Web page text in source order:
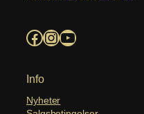
Facebook
Instagram
YouTube
Info
Nyheter